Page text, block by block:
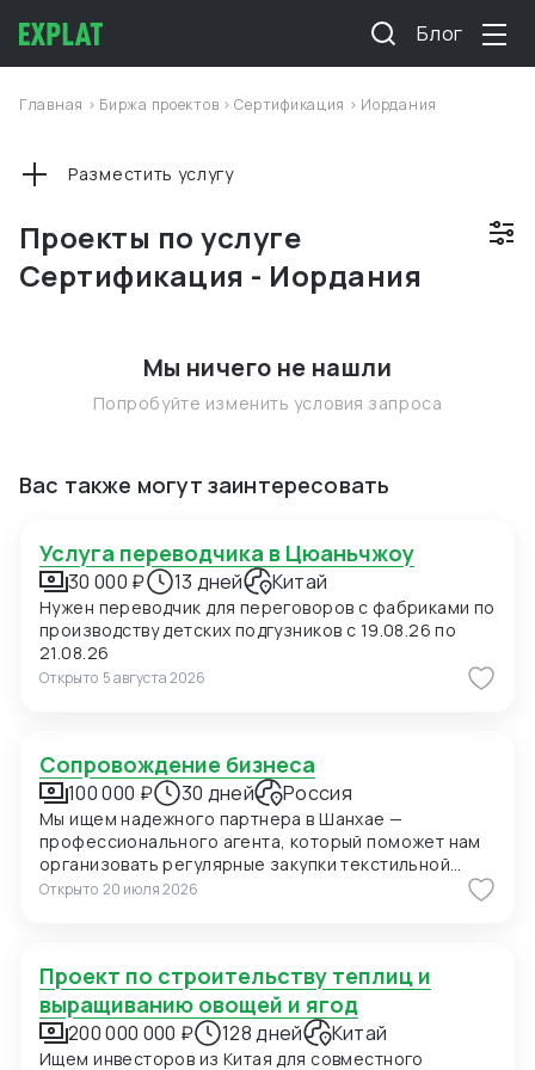
Блог
Главная > Биржа проектов >Сертификация > Иордания
Проекты по услуге
Сертификация - Иордания
Разместить услугу
Мы ничего не нашли
Попробуйте изменить условия запроса
Вас также могут заинтересовать
Услуга переводчика в Цюаньчжоу
30 000 ₽ 13 дней Китай
Нужен переводчик для переговоров с фабриками по
производству детских подгузников с 19.08.26 по
21.08.26
Открыто 5 августа 2026
Сопровождение бизнеса
100 000 ₽ 30 дней Россия
Мы ищем надежного партнера в Шанхае —
профессионального агента, который поможет нам
организовать регулярные закупки текстильной
продукции и фурнитуры в Китае. В ближайшее время
мы планируем приехать в Шанхай для личных встреч
и поиск подходящих фабрик. Конкретно сейчас нас
интересуют позиции: 1. Вешалки пластиковые для
мужских костюмов с возможностью нанесения
логотипа (брендирование). Сегмент —
Открыто 20 июля 2026
Проект по строительству теплиц и
выращиванию овощей и ягод
200 000 000 ₽ 128 дней Китай
Ищем инвесторов из Китая для совместного